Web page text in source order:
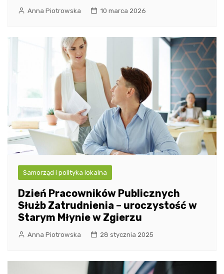
Anna Piotrowska 10 marca 2026
Samorząd i polityka lokalna
Dzień Pracowników Publicznych
Służb Zatrudnienia – uroczystość w
Starym Młynie w Zgierzu
Anna Piotrowska 28 stycznia 2025